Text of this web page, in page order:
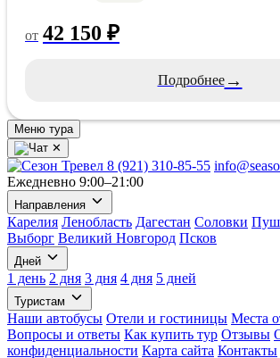
от 42 150 ₽
Подробнее→
Меню тура
✕
8 (921) 310-85-55
Ежедневно 9:00–21:00
Направления
Карелия Ленобласть Дагестан Соловки
Выборг Великий Новгород Псков
Дней
1 день 2 дня 3 дня 4 дня 5 дней
Туристам
Наши автобусы Отели и гостиницы Места
Вопросы и ответы Как купить тур Отзывы
конфиденциальности Карта сайта Контакты